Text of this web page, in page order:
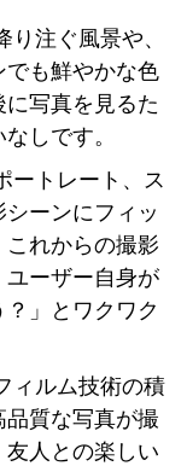
り注ぐ風景や、
も鮮やかな色
写真を見るた
しです。
ートレート、ス
ーンにフィッ
これからの撮影
ユーザー自身が
？」とワクワク
ィルム技術の積
質な写真が撮
人との楽しい